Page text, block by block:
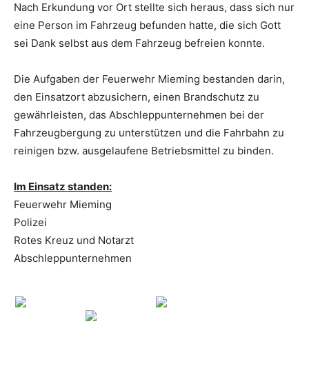
Nach Erkundung vor Ort stellte sich heraus, dass sich nur
eine Person im Fahrzeug befunden hatte, die sich Gott
sei Dank selbst aus dem Fahrzeug befreien konnte.
Die Aufgaben der Feuerwehr Mieming bestanden darin,
den Einsatzort abzusichern, einen Brandschutz zu
gewährleisten, das Abschleppunternehmen bei der
Fahrzeugbergung zu unterstützen und die Fahrbahn zu
reinigen bzw. ausgelaufene Betriebsmittel zu binden.
Im Einsatz standen:
Feuerwehr Mieming
Polizei
Rotes Kreuz und Notarzt
Abschleppunternehmen